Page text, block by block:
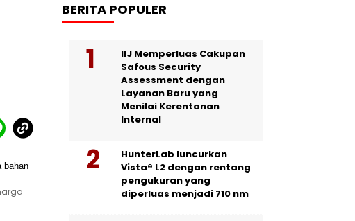
BERITA POPULER
IIJ Memperluas Cakupan
Safous Security
Assessment dengan
Layanan Baru yang
Menilai Kerentanan
Internal
HunterLab luncurkan
Vista® L2 dengan rentang
pengukuran yang
diperluas menjadi 710 nm